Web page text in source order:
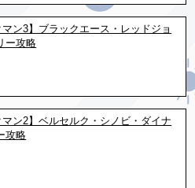
マン3】ブラックエース・レッドジョ
ー攻略
マン2】ベルセルク・シノビ・ダイナ
攻略